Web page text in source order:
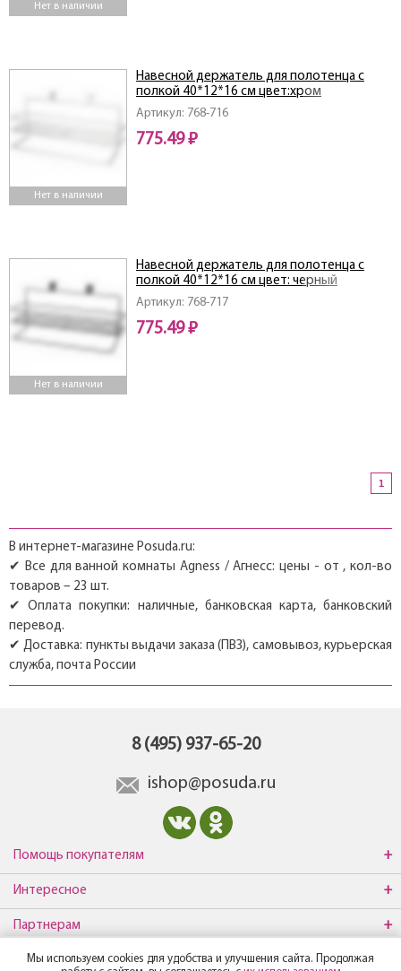
Нет в наличии
Нет в наличии
Артикул: 768-716
Навесной держатель для полотенца с
полкой 40*12*16 см цвет:хром
775.49 ₽
Нет в наличии
Артикул: 768-717
Навесной держатель для полотенца с
полкой 40*12*16 см цвет: черный
775.49 ₽
1
В интернет-магазине Posuda.ru:
✔ Все для ванной комнаты Agness / Агнесс: цены - от , кол-во
товаров – 23 шт.
✔ Оплата покупки: наличные, банковская карта, банковский
перевод.
✔ Доставка: пункты выдачи заказа (ПВЗ), самовывоз, курьерская
служба, почта России
8 (495) 937-65-20
ishop@posuda.ru
Помощь покупателям
Интересное
Партнерам
О компании
Мы используем cookies для удобства и улучшения сайта. Продолжая